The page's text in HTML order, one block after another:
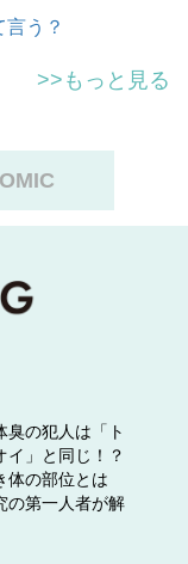
う？
>>もっと見る
臭の犯人は「ト
イ」と同じ！？
体の部位とは
の第一人者が解